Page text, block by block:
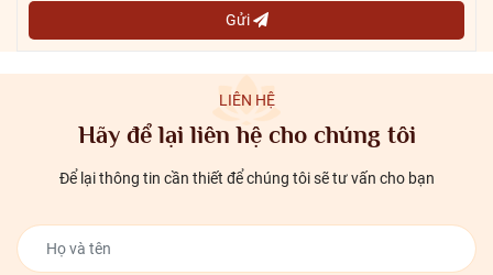
Gửi
LIÊN HỆ
Hãy để lại liên hệ cho chúng tôi
Để lại thông tin cần thiết để chúng tôi sẽ tư vấn cho bạn